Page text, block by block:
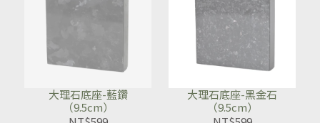
大理石底座-藍鑽
（9.5cm）
大理石底座-黑金石
（9.5cm）